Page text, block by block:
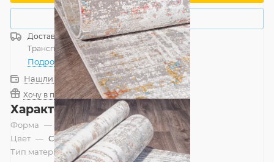
Купить в 1 клик
ДоставкаРоссия
Транспортной компанией—бесплатно
Подробнее
Нашли дешевле?
Хочу в подарок
Характеристики
Форма —
Прямоугольник
Цвет — Серый
Тип материала